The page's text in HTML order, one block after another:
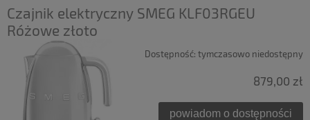
Czajnik elektryczny SMEG KLF03RGEU
Różowe złoto
Dostępność: tymczasowo niedostępny
879,00 zł
powiadom o dostępności